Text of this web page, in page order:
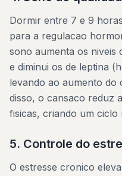
Dormir entre 7 e 9
para a regulacao
sono aumenta os niveis
e diminui os de leptina
levando ao aumento do
disso, o cansaco reduz
fisicas, criando um ciclo
5. Controle do
O estresse cronico